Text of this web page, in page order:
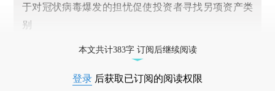
于对冠状病毒爆发的担忧促使投资者寻找另项资产类
别
本文共计383字 订阅后继续阅读
登录 后获取已订阅的阅读权限